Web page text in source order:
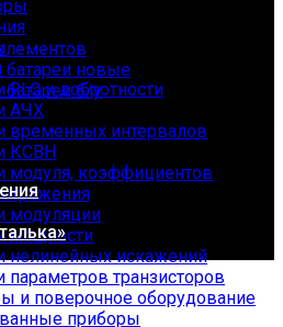
и добротности
АЧХ
временных интервалов
КСВН
модуля, коэффициентов
модуляции
мощности
нелинейных искажений
параметров транзисторов
и поверочное оборудование
приборы
новые
б/у